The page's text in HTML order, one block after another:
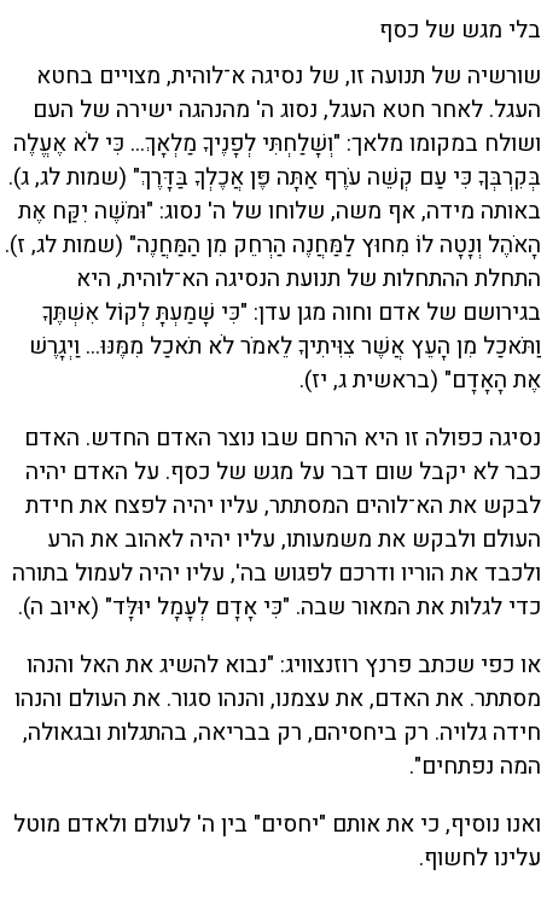
בלי מגש של כסף
שורשיה של תנועה זו, של נסיגה א־לוהית, מצויים בחטא
העגל. לאחר חטא העגל, נסוג ה' מהנהגה ישירה של העם
ושולח במקומו מלאך: "וְשָׁלַחְתִּי לְפָנֶיךָ מַלְאָךְ... כִּי לֹא אֶעֱלֶה
בְּקִרְבְּךָ כִּי עַם קְשֵׁה עֹרֶף אַתָּה פֶּן אֲכֶלְךָ בַּדָּרֶךְ" (שמות לג, ג).
באותה מידה, אף משה, שלוחו של ה' נסוג: "וּמֹשֶׁה יִקַּח אֶת
הָאֹהֶל וְנָטָה לוֹ מִחוּץ לַמַּחֲנֶה הַרְחֵק מִן הַמַּחֲנֶה" (שמות לג, ז).
התחלת ההתחלות של תנועת הנסיגה הא־לוהית, היא
בגירושם של אדם וחוה מגן עדן: "כִּי שָׁמַעְתָּ לְקוֹל אִשְׁתֶּךָ
וַתֹּאכַל מִן הָעֵץ אֲשֶׁר צִוִּיתִיךָ לֵאמֹר לֹא תֹאכַל מִמֶּנּוּ... וַיְגָרֶשׁ
אֶת הָאָדָם" (בראשית ג, יז).
נסיגה כפולה זו היא הרחם שבו נוצר האדם החדש. האדם
כבר לא יקבל שום דבר על מגש של כסף. על האדם יהיה
לבקש את הא־לוהים המסתתר, עליו יהיה לפצח את חידת
העולם ולבקש את משמעותו, עליו יהיה לאהוב את הרע
ולכבד את הוריו ודרכם לפגוש בה', עליו יהיה לעמול בתורה
כדי לגלות את המאור שבה. "כִּי אָדָם לְעָמָל יוּלָּד" (איוב ה).
או כפי שכתב פרנץ רוזנצוויג: "נבוא להשיג את האל והנהו
מסתתר. את האדם, את עצמנו, והנהו סגור. את העולם והנהו
חידה גלויה. רק ביחסיהם, רק בבריאה, בהתגלות ובגאולה,
המה נפתחים".
ואנו נוסיף, כי את אותם "יחסים" בין ה' לעולם ולאדם מוטל
עלינו לחשוף.